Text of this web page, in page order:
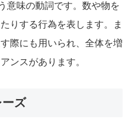
意味の動詞です。数や物を
りする行為を表します。ま
際にも用いられ、全体を増
ンスがあります。
ーズ